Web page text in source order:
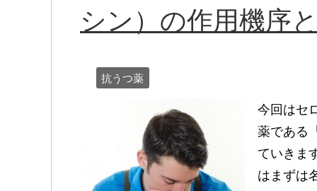
シン）の作用機序
抗うつ薬
今回はセ
薬である
ていきま
はまずは